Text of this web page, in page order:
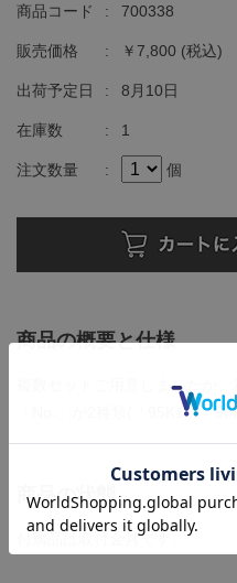
商品コード : 700338
販売価格 : ￥7,800 (税込)
出荷予定日 : 8月10日
在庫数 : 1
注文数量 : 個
商品の概要と仕様
複数セットご用意しましたが
「No.」が2種類(「95K1」「
商品の状態
付属品は取付金具です。